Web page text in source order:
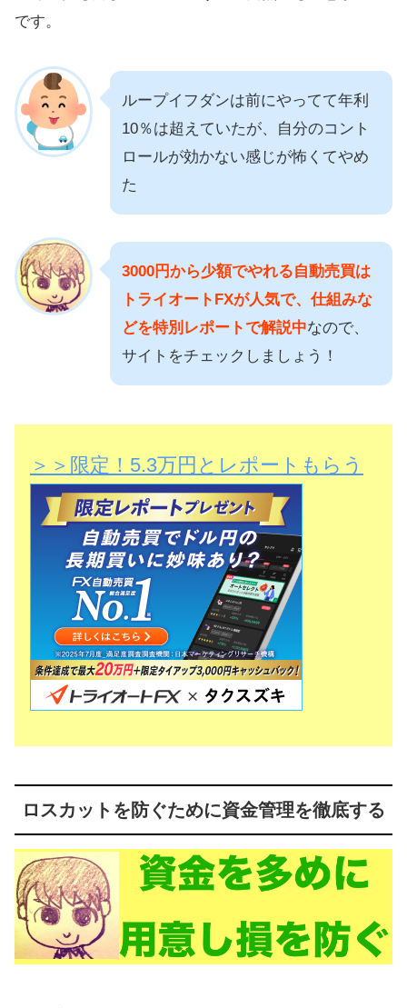
です。
ループイフダンは前にやってて年利
10％は超えていたが、自分のコント
ロールが効かない感じが怖くてやめ
た
3000円から少額でやれる自動売買は
トライオートFXが人気で、仕組みな
どを特別レポートで解説中なので、
サイトをチェックしましょう！
＞＞限定！5.3万円とレポートもらう
ロスカットを防ぐために資金管理を徹底する